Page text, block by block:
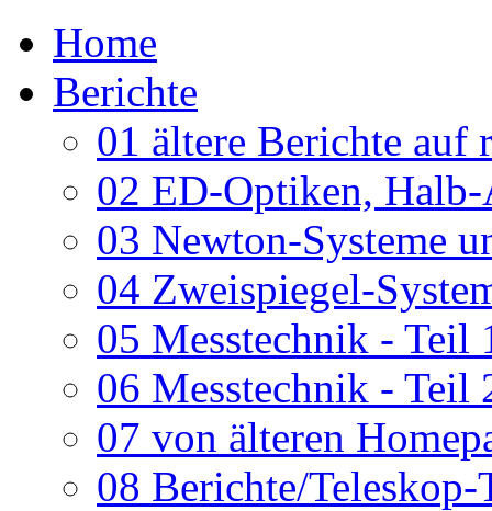
Home
Berichte
01 ältere Berichte auf
02 ED-Optiken, Halb-
03 Newton-Systeme
04 Zweispiegel-
05 Messtechnik - Teil
06 Messtechnik - Teil
07 von älteren
08 Berichte/